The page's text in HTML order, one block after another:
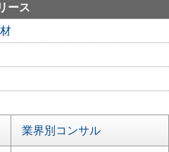
ース
業界別コンサル